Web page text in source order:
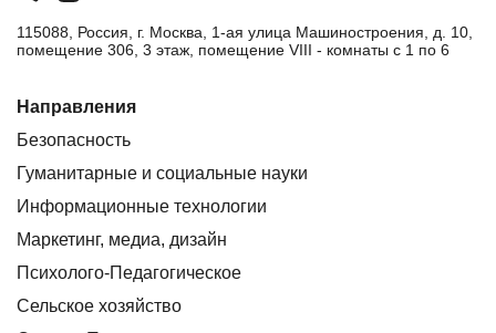
115088, Россия, г. Москва, 1-ая улица Машиностроения, д. 10,
помещение 306, 3 этаж, помещение VIII - комнаты с 1 по 6
Направления
Безопасность
Гуманитарные и социальные науки
Информационные технологии
Маркетинг, медиа, дизайн
Психолого-Педагогическое
Сельское хозяйство